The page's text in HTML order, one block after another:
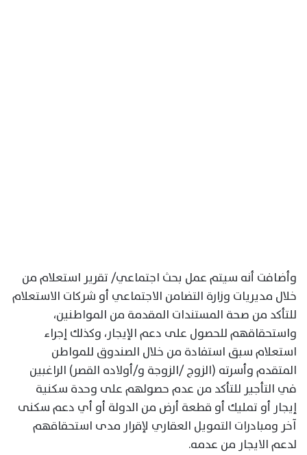
وأضافت أنه سيتم عمل بحث اجتماعي/ تقرير استعلام من
خلال مديريات وزارة التضامن الاجتماعي أو شركات الاستعلام
للتأكد من صحة المستندات المقدمة من المواطنين،
واستحقاقهم للحصول على دعم الإيجار، وكذلك إجراء
استعلام سبق استفادة من خلال الصندوق للمواطن
المتقدم وأسرته (الزوج /الزوجة و/أولاده القصر) الراغبين
في التأجير للتأكد من عدم حصولهم على وحدة سكنية
إيجار أو تمليك أو قطعة أرض من الدولة أو أي دعم سكنى
آخر ومبادرات التمويل العقاري لإقرار مدى استحقاقهم
لدعم الايجار من عدمه.